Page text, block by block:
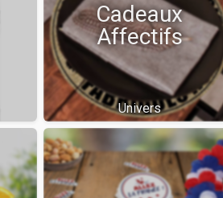
Cadeaux
Affectifs
Univers